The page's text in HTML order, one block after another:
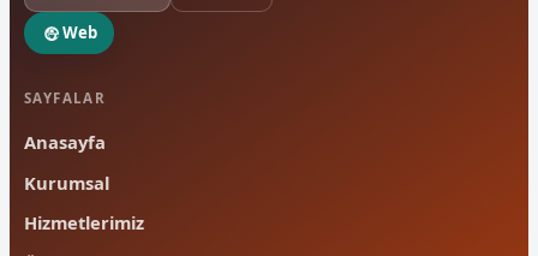
Web
SAYFALAR
Anasayfa
Kurumsal
Hizmetlerimiz